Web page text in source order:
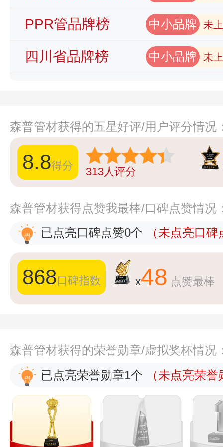
PPR管品牌榜 中小品牌 未
四川省品牌榜 中小品牌 未
森普管材获得的五星好评/用户评分情况
8.8得分 313人评分
森普管材获得点赞我最棒/口碑点赞情况
已点亮口碑点赞0个
（未点亮口
868口碑指数 x48 点赞最棒
森普管材获得的荣誉勋章/虚拟奖杯情况
已点亮荣誉勋章1个
（未点亮荣